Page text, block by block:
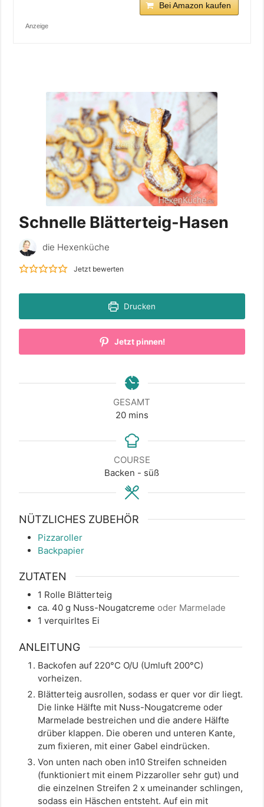
Bei Amazon kaufen
Anzeige
Schnelle Blätterteig-Hasen
die Hexenküche
Jetzt bewerten
Drucken
Jetzt pinnen!
GESAMT
20minutes
mins
COURSE
Backen - süß
NÜTZLICHES ZUBEHÖR
Pizzaroller
Backpapier
ZUTATEN
1 Rolle Blätterteig
ca. 40 g Nuss-Nougatcreme oder Marmelade
1 verquirltes Ei
ANLEITUNG
Backofen auf 220°C O/U (Umluft 200°C)
vorheizen.
Blätterteig ausrollen, sodass er quer vor dir liegt.
Die linke Hälfte mit Nuss-Nougatcreme oder
Marmelade bestreichen und die andere Hälfte
drüber klappen. Die oberen und unteren Kante,
zum fixieren, mit einer Gabel eindrücken.
Von unten nach oben in10 Streifen schneiden
(funktioniert mit einem Pizzaroller sehr gut) und
die einzelnen Streifen 2 x umeinander schlingen,
sodass ein Häschen entsteht. Auf ein mit